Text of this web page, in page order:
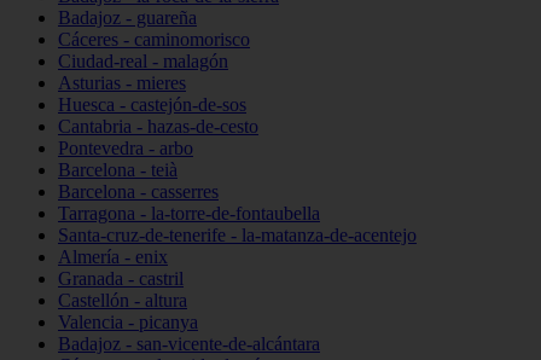
Badajoz - guareña
Cáceres - caminomorisco
Ciudad-real - malagón
Asturias - mieres
Huesca - castejón-de-sos
Cantabria - hazas-de-cesto
Pontevedra - arbo
Barcelona - teià
Barcelona - casserres
Tarragona - la-torre-de-fontaubella
Santa-cruz-de-tenerife - la-matanza-de-acentejo
Almería - enix
Granada - castril
Castellón - altura
Valencia - picanya
Badajoz - san-vicente-de-alcántara